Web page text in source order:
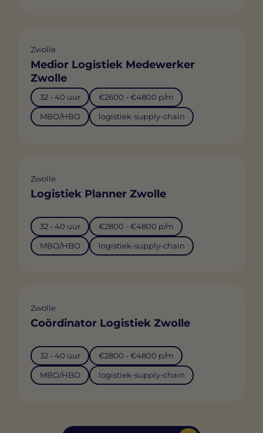
Zwolle
Medior Logistiek Medewerker
Zwolle
32 - 40 uur €2600 - €4800 p/m
MBO/HBO logistiek-supply-chain
Zwolle
Logistiek Planner Zwolle
32 - 40 uur €2800 - €4800 p/m
MBO/HBO logistiek-supply-chain
Zwolle
Coördinator Logistiek Zwolle
32 - 40 uur €2800 - €4800 p/m
MBO/HBO logistiek-supply-chain